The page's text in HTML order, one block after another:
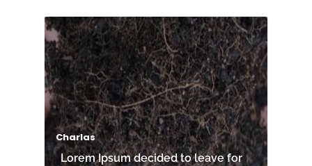
Charlas
Lorem Ipsum decided to leave for